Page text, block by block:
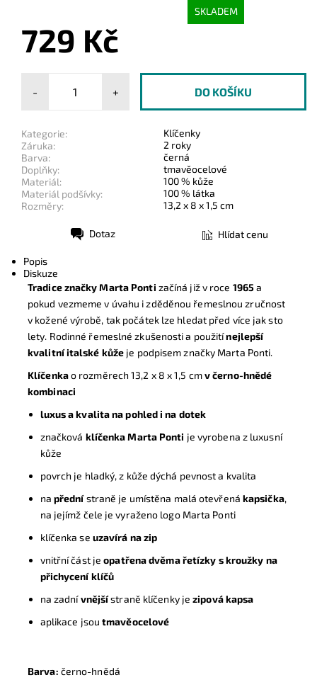
SKLADEM
729 Kč
- +
Kategorie:
Klíčenky
Záruka:
2 roky
Barva:
černá
Doplňky:
tmavěocelové
Materiál:
100 % kůže
Materiál podšívky:
100 % látka
Rozměry:
13,2 x 8 x 1,5 cm
Dotaz Hlídat cenu
Popis
Diskuze
Tradice značky Marta Ponti začíná již v roce 1965a
pokud vezmeme v úvahu i zděděnou řemeslnou zručnost
v kožené výrobě, tak počátek lze hledat před více jak sto
lety. Rodinné řemeslné zkušenosti a použitínejlepší
kvalitní italské kůže je podpisem značky Marta Ponti.
Klíčenkao rozměrech 13,2 x 8 x 1,5 cmv černo-hnědé
kombinaci
luxus a kvalita na pohled i na dotek
značková klíčenkaMarta Ponti je vyrobena z luxusní
kůže
povrch je hladký, z kůže dýchá pevnost a kvalita
na přednístraně je umístěna malá otevřená kapsička,
na jejímž čele je vyraženo logo Marta Ponti
klíčenka se uzavírá na zip
vnitřní část jeopatřena dvěma řetízky s kroužky na
přichycení klíčů
na zadní vnějšístraně klíčenky jezipová kapsa
aplikace jsoutmavěocelové
Barva: černo-hnědá